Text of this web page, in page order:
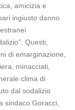
amicizia e
ingiusto danno
Questi,
di emarginazione,
minacciati,
clima di
dal sodalizio
sindaco Goracci,